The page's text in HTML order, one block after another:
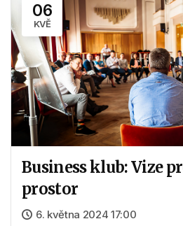
06
KVĚ
Business klub: Vize
prostor
6. května 2024 17:00